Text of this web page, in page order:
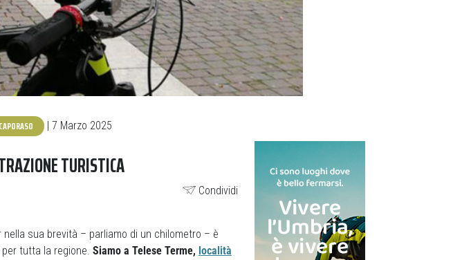
| 7 Marzo 2025
TURISTICA
Condividi
nella sua brevità – parliamo di un chilometro – è
tutta la regione. Siamo a Telese Terme, località